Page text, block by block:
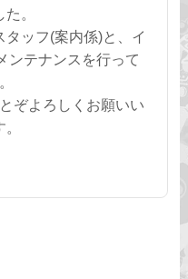
。
ッフ(案内係)と、イ
ンテナンスを行って
ぞよろしくお願いい